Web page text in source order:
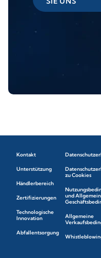
Kontakt
Unterstützung
Händlerbereich
Zertifizierungen
Technologische
Innovation
Abfallentsorgung
zu Cookies
und
Allgemeine